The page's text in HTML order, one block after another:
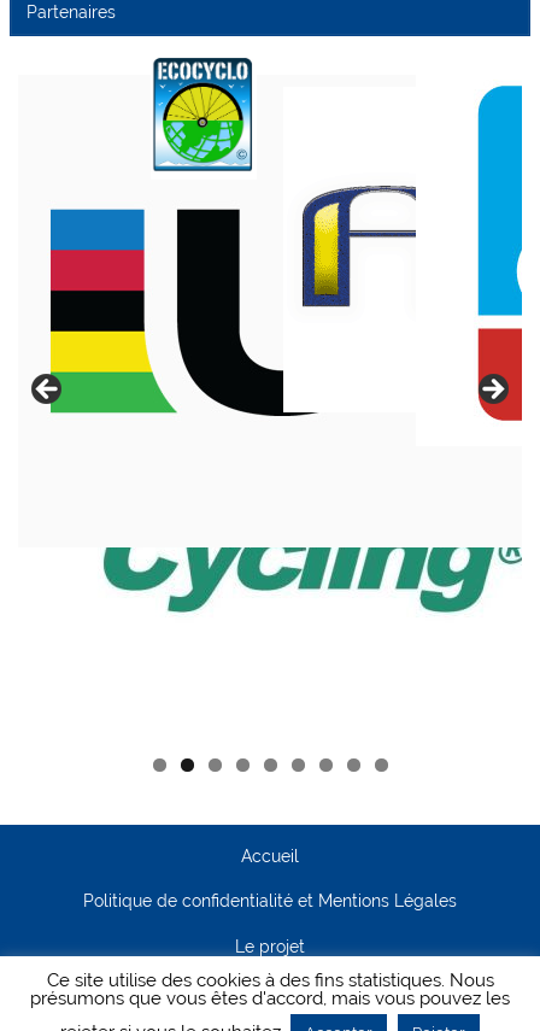
Partenaires
Accueil
Politique de confidentialité et Mentions Légales
Le projet
Contact
Ce site utilise des cookies à des fins statistiques. Nous
présumons que vous êtes d'accord, mais vous pouvez les